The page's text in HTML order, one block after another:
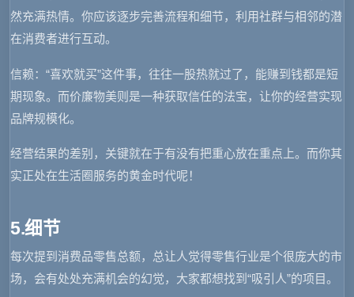
然充满热情。你应该逐步完善流程和细节，利用社群与相邻的潜
在消费者进行互动。
信赖：“喜欢就买”这件事，往往一股热就过了，能赚到钱都是短
期现象。而价廉物美则是一种获取信任的法宝，让你的经营实现
品牌规模化。
经营结果的差别，关键就在于有没有把重心放在重点上。而你其
实正处在生活圈服务的黄金时代呢！
5.细节
每次提到消费品零售总额，总让人觉得零售行业是个很庞大的市
场，会有处处充满机会的幻觉，大家都想找到“吸引人”的项目。